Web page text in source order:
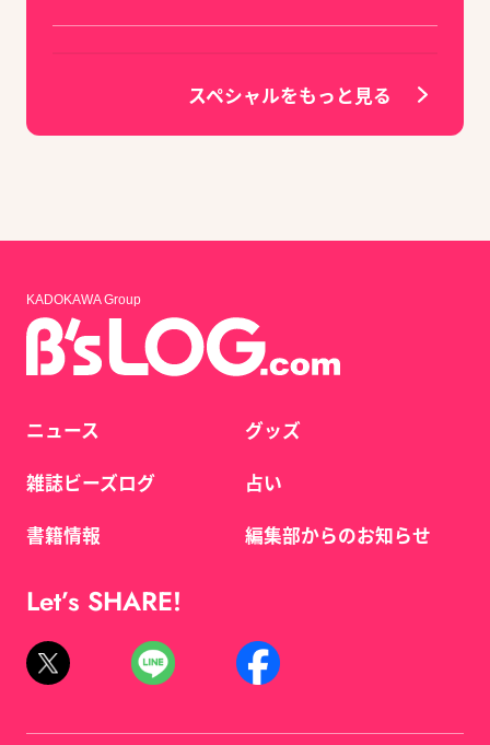
スペシャルをもっと見る
KADOKAWA Group
ニュース
雑誌ビーズログ
書籍情報
グッズ
占い
編集部からのお知らせ
Let’s SHARE!